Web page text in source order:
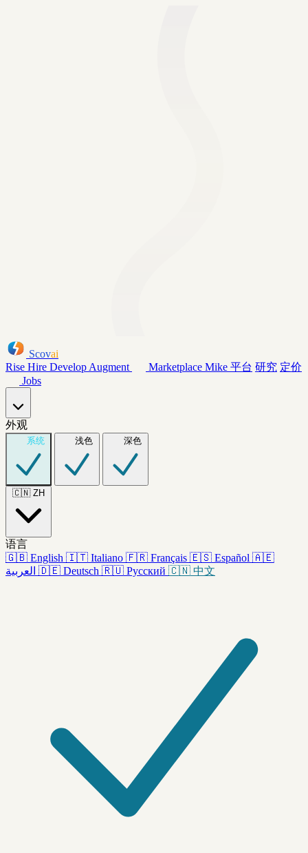
Scovai
Rise Hire Develop Augment Marketplace Mike 平台 研究 定价
Jobs
外观
系统 浅色 深色
🇨🇳 ZH
语言
🇬🇧 English 🇮🇹 Italiano 🇫🇷 Français 🇪🇸 Español 🇦🇪
العربية 🇩🇪 Deutsch 🇷🇺 Русский 🇨🇳 中文